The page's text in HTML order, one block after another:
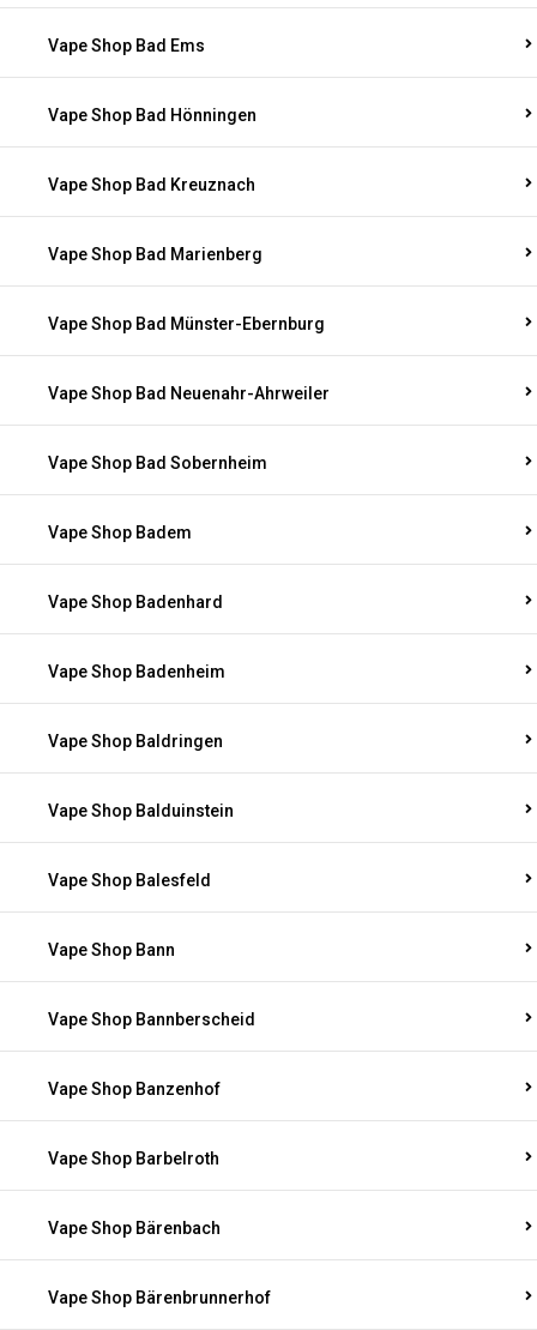
Vape Shop Bad Ems
Vape Shop Bad Hönningen
Vape Shop Bad Kreuznach
Vape Shop Bad Marienberg
Vape Shop Bad Münster-Ebernburg
Vape Shop Bad Neuenahr-Ahrweiler
Vape Shop Bad Sobernheim
Vape Shop Badem
Vape Shop Badenhard
Vape Shop Badenheim
Vape Shop Baldringen
Vape Shop Balduinstein
Vape Shop Balesfeld
Vape Shop Bann
Vape Shop Bannberscheid
Vape Shop Banzenhof
Vape Shop Barbelroth
Vape Shop Bärenbach
Vape Shop Bärenbrunnerhof